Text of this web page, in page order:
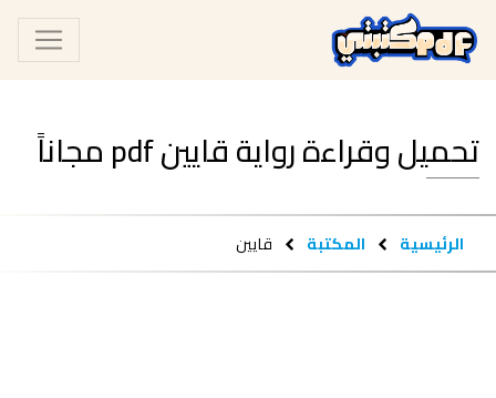
تحميل وقراءة رواية قايين pdf مجاناً
الرئيسية المكتبة قايين